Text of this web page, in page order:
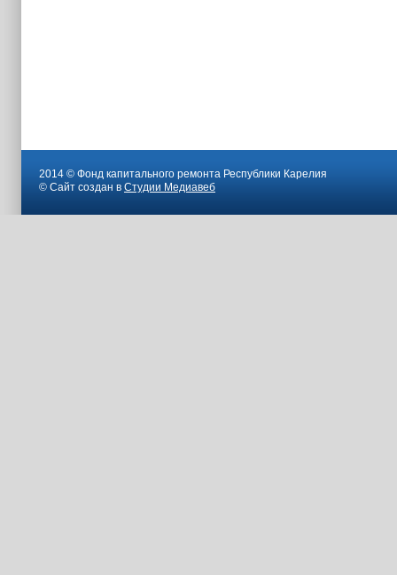
2014 © Фонд капитального ремонта Республики Карелия
© Сайт создан в Студии Медиавеб